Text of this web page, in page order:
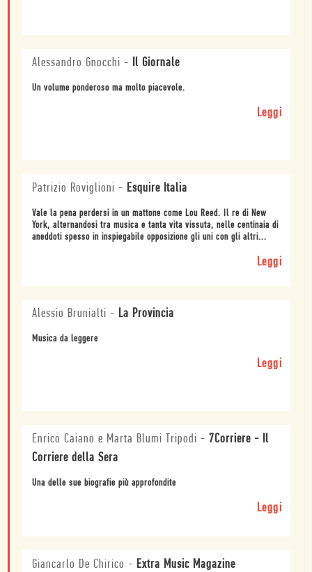
Alessandro Gnocchi - Il Giornale
Un volume ponderoso ma molto piacevole.
Leggi
Patrizio Roviglioni - Esquire Italia
Vale la pena perdersi in un mattone come Lou Reed. Il re di New
York, alternandosi tra musica e tanta vita vissuta, nelle centinaia di
aneddoti spesso in inspiegabile opposizione gli uni con gli altri...
Leggi
Alessio Brunialti - La Provincia
Musica da leggere
Leggi
Enrico Caiano e Marta Blumi Tripodi - 7Corriere - Il
Corriere della Sera
Una delle sue biografie più approfondite
Leggi
Giancarlo De Chirico - Extra Music Magazine